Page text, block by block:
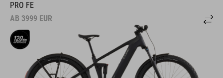
PRO FE
AB 3999 EUR